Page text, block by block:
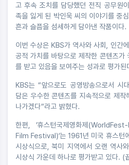
고 후속 조치를 담당했던 전직 공무원
족을 잃게 된 박인욱 씨의 이야기를 중
흔과 슬픔을 섬세하게 담아낸 작품이다.
이번 수상은 KBS가 역사와 사회, 인간
공적 가치를 바탕으로 제작한 콘텐츠가
를 받고 있음을 보여주는 성과로 평가된
KBS는 “앞으로도 공영방송으로서 시
담은 우수한 콘텐츠를 지속적으로 제작
나가겠다”라고 밝혔다.
한편, ’휴스턴국제영화제
Film Festival)‘는 1961년 미국 휴스턴
시상식으로, 북미 지역에서 오랜 역사
시상식 가운데 하나로 평가받고 있다. (